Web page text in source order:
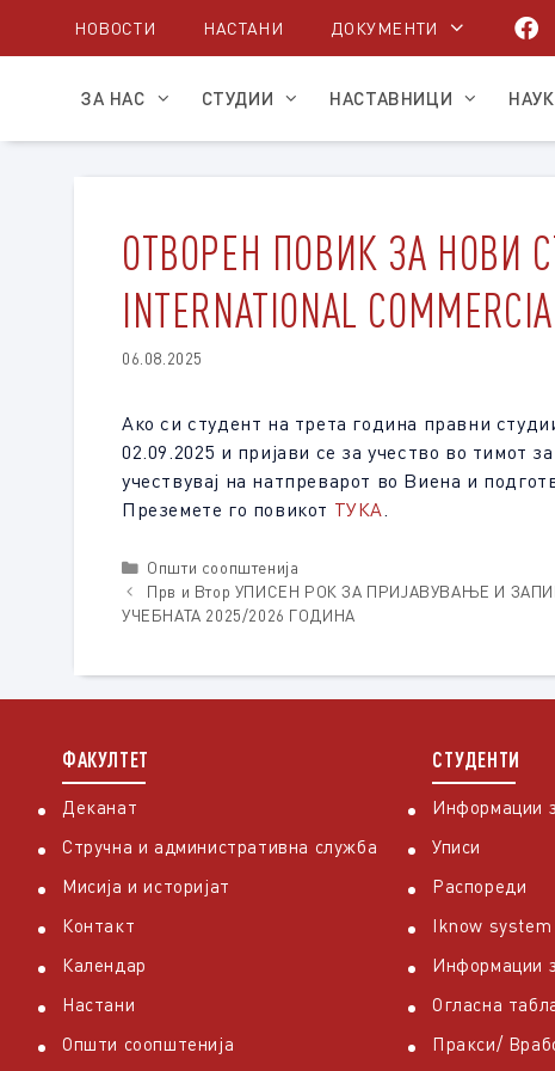
НОВОСТИ НАСТАНИ ДОКУМЕНТИ
ЗА НАС СТУДИИ НАСТАВНИЦИ
ОТВОРЕН ПОВИК ЗА НОВИ
INTERNATIONAL
06.08.2025
Ако си студент на трета година правни
02.09.2025 и пријави се за учество во
учествувај на натпреварот во Виена и
Преземете го повикот ТУКА.
Categories
Општи соопштенија
Прв и Втор УПИСЕН РОК ЗА ПРИЈАВУВАЊЕ И
УЧЕБНАТА 2025/2026 ГОДИНА
ФАКУЛТЕТ
Деканат
Стручна и административна служба
Мисија и историјат
Контакт
Календар
Настани
Општи соопштенија
СТУДЕНТИ
Информации
Уписи
Распореди
Iknow system
Информации
Огласна
Пракси/